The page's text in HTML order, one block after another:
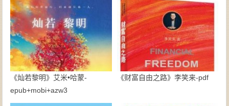
《灿若黎明》艾米•哈蒙-
epub+mobi+azw3
《财富自由之路》李笑来-pdf